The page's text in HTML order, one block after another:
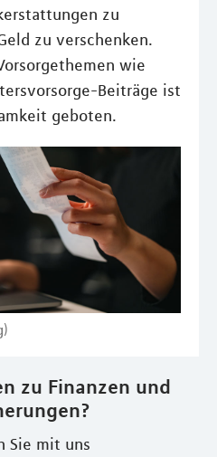
zu
zu verschenken.
wie
Beiträge ist
geboten.
zu Finanzen und
Sie mit uns